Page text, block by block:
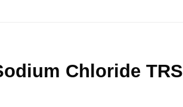
Chloride TRS